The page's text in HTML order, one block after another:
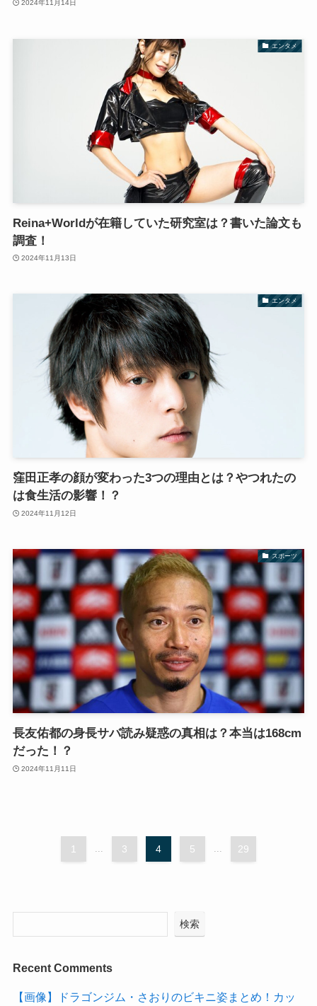
2024年11月14日
エンタメ
Reina+Worldが在籍していた研究室は？書いた論文も
調査！
2024年11月13日
エンタメ
窪田正孝の顔が変わった3つの理由とは？やつれたの
は食生活の影響！？
2024年11月12日
スポーツ
長友佑都の身長サバ読み疑惑の真相は？本当は168cm
だった！？
2024年11月11日
1 ... 3 4 5 ... 29
検索
Recent Comments
【画像】ドラゴンジム・さおりのビキニ姿まとめ！カッ